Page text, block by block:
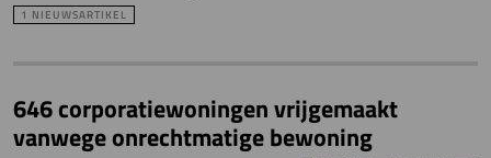
1 NIEUWSARTIKEL
646 corporatiewoningen vrijgemaakt
vanwege onrechtmatige bewoning